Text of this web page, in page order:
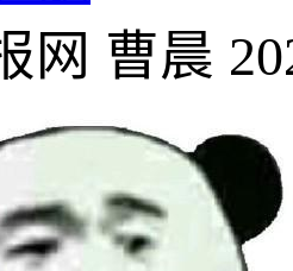
网 曹晨